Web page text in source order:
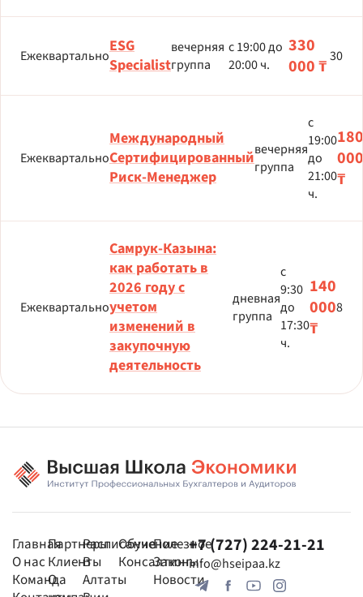
ЕжеквартальноESG
Specialist
вечерняя
группа
с 19:00 до
20:00 ч.
330
000 ₸30
Ежеквартально
Международный
Сертифицированный
Риск-Менеджер
вечерняя
группа
с
19:00
до
21:00
ч.
180
000
₸
Ежеквартально
Самрук-Казына:
как работать в
2026 году с
учетом
изменений в
закупочную
деятельность
дневная
группа
с
9:30
до
17:30
ч.
140
000
₸
8
Главная
О нас
Команда
Партнеры
Клиенты
О
Расписание
В
Алтаты
Обучение
Консалтинг
Полезное
Законы
Новости
+7 (727) 224-21-21
info@hseipaa.kz